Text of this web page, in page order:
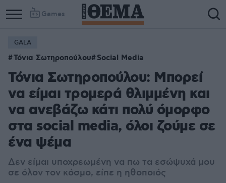
Games
Column
1
Column
2
GALA
Τόνια Σωτηροπούλου Social Media
Τόνια Σωτηροπούλου: Μπορεί
να είμαι τρομερά θλιμμένη και
να ανεβάζω κάτι πολύ όμορφο
στα social media, όλοι ζούμε σε
ένα ψέμα
Δεν είμαι υποχρεωμένη να πω τα εσώψυχά μου
σε όλον τον κόσμο, είπε η ηθοποιός